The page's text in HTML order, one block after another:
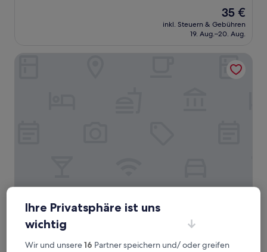
Der
Preis
beträgt
35 €
inkl. Steuern & Gebühren
19. Aug.–20. Aug.
Vem pro Copan
Sterne-
Unterkunft
República, 2 km von Station Pedro II entfernt
9.8
9,8/10 Außergewöhnlich (13 Bewertungen)
Ihre Privatsphäre ist uns
wichtig
Wir und unsere16 Partner speichern und/ oder greifen